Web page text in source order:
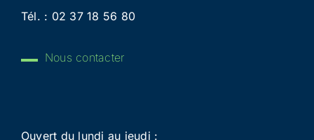
Tél. : 02 37 18 56 80
Nous contacter
Ouvert du lundi au jeudi :